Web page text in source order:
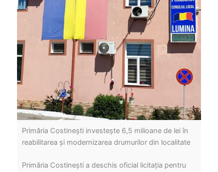
Primăria Costinești investește 6,5 milioane de lei în
reabilitarea și modernizarea drumurilor din localitate
Primăria Costinești a deschis oficial licitația pentru